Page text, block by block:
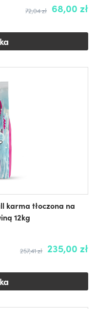
68,00 zł
72,04 zł
karma tłoczona na
12kg
235,00 zł
257,41 zł